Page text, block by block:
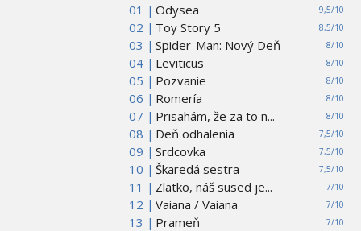
01 | 9,5/10
Odysea
02 |
8,5/10
Toy Story 5
03 |
8/10
Spider-Man: Nový Deň
04 |
8/10
Leviticus
05 |
8/10
Pozvanie
06 |
8/10
Romería
07 |
8/10
Prisahám, že za to n...
08 |
7,5/10
Deň odhalenia
09 |
7,5/10
Srdcovka
10 |
7,5/10
Škaredá sestra
11 |
7/10
Zlatko, náš sused je...
12 |
7/10
Vaiana / Vaiana
13 |
7/10
Prameň